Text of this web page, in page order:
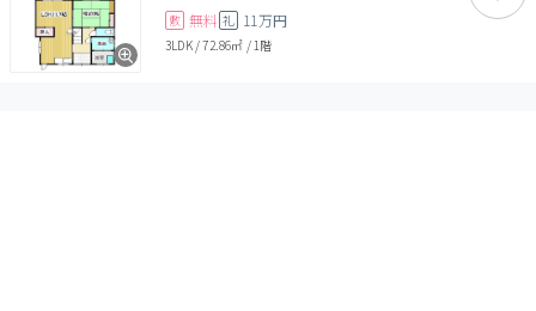
敷 無料 礼 11万円
3LDK/72.86㎡ / 1階